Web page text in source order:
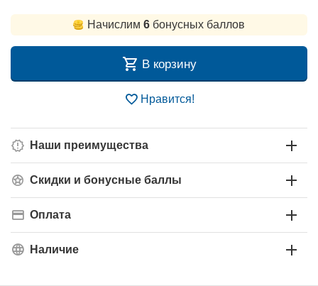
Начислим 6 бонусных баллов
В корзину
Нравится!
Наши преимущества
Скидки и бонусные баллы
Оплата
Наличие